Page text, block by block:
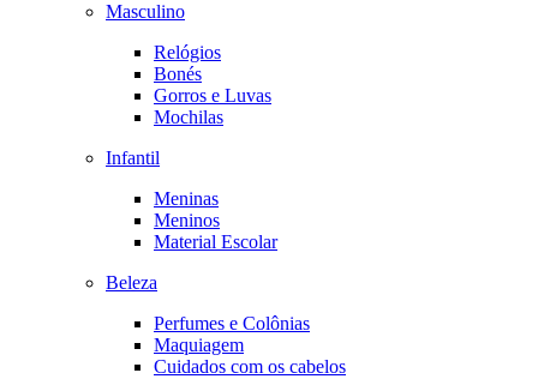
Masculino
Relógios
Bonés
Gorros e Luvas
Mochilas
Infantil
Meninas
Meninos
Material Escolar
Beleza
Perfumes e Colônias
Maquiagem
Cuidados com os cabelos